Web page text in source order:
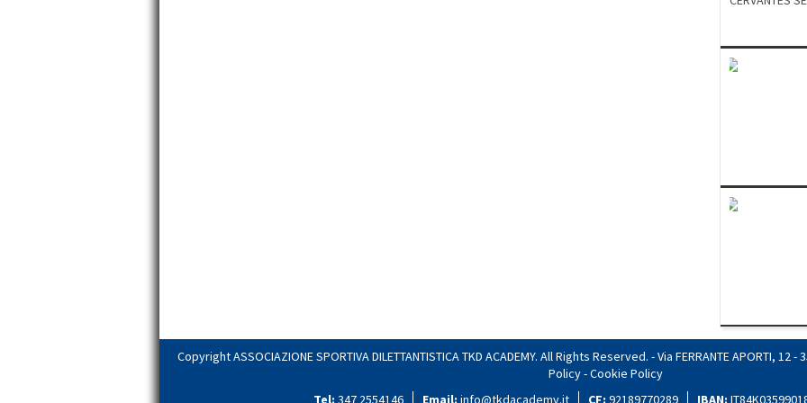
FRANCO
MOROZIUK
BUCIUSCAN
BOUZAIANE
PETTENELLO
Copyright ASSOCIAZIONE SPORTIVA DILETTANTISTICA TKD ACADEMY. All Rights Reserved. - Via FERRANTE APORTI, 12
Policy-Cookie Policy
Tel: 347 2554146 Email: info@tkdacademy.it CF: 92189770289 IBAN: